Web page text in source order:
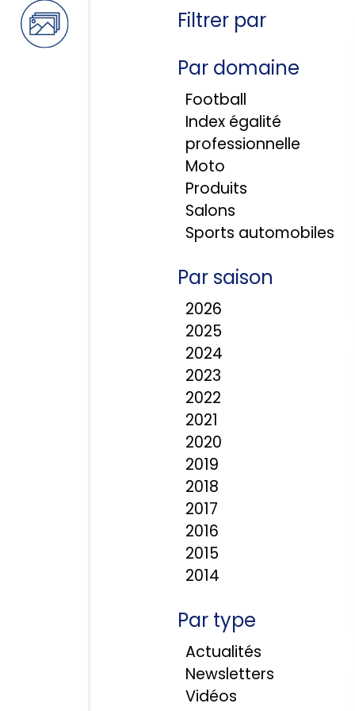
Filtrer par
Par domaine
Football
Index égalité
professionnelle
Moto
Produits
Salons
Sports automobiles
Par saison
2026
2025
2024
2023
2022
2021
2020
2019
2018
2017
2016
2015
2014
Par type
Actualités
Newsletters
Vidéos